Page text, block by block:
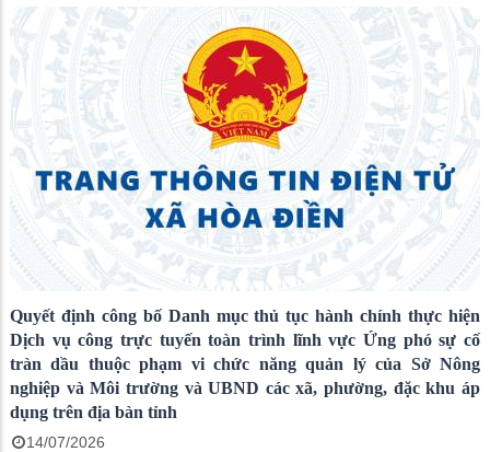
Quyết định công bố Danh mục thủ tục hành chính thực hiện
Dịch vụ công trực tuyến toàn trình lĩnh vực Ứng phó sự cố
tràn dầu thuộc phạm vi chức năng quản lý của Sở Nông
nghiệp và Môi trường và UBND các xã, phường, đặc khu áp
dụng trên địa bàn tỉnh
14/07/2026